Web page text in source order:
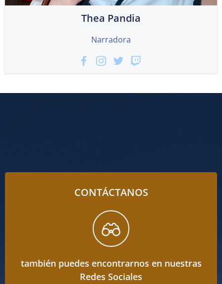
Thea Pandia
Narradora
CONTÁCTANOS
también puedes encontrarnos en nuestras
Redes Sociales